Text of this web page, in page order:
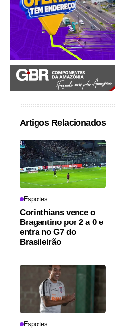
Artigos Relacionados
Esportes
Corinthians vence o
Bragantino por 2 a 0 e
entra no G7 do
Brasileirão
Esportes